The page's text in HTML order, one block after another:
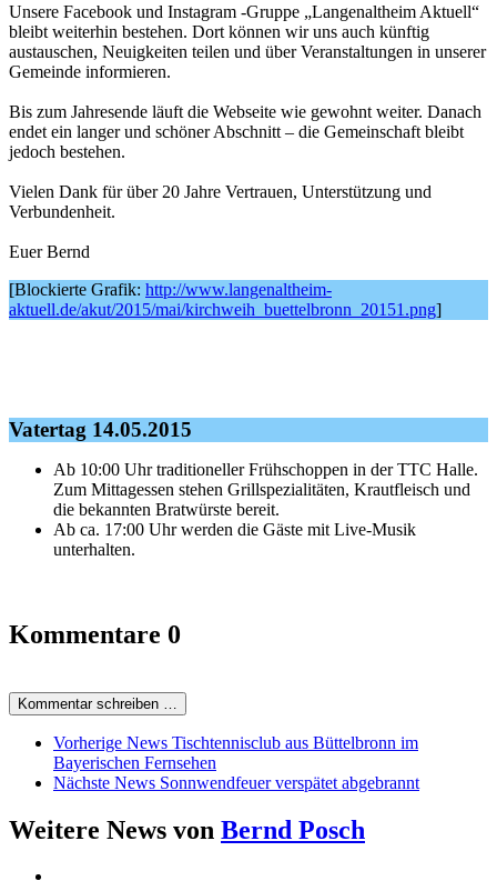
Unsere Facebook und Instagram -Gruppe „Langenaltheim Aktuell“
bleibt weiterhin bestehen. Dort können wir uns auch künftig
austauschen, Neuigkeiten teilen und über Veranstaltungen in unserer
Gemeinde informieren.
Bis zum Jahresende läuft die Webseite wie gewohnt weiter. Danach
endet ein langer und schöner Abschnitt – die Gemeinschaft bleibt
jedoch bestehen.
Vielen Dank für über 20 Jahre Vertrauen, Unterstützung und
Verbundenheit.
Euer Bernd
[Blockierte Grafik: http://www.langenaltheim-
aktuell.de/akut/2015/mai/kirchweih_buettelbronn_20151.png]
Vatertag 14.05.2015
Ab 10:00 Uhr traditioneller Frühschoppen in der TTC Halle.
Zum Mittagessen stehen Grillspezialitäten, Krautfleisch und
die bekannten Bratwürste bereit.
Ab ca. 17:00 Uhr werden die Gäste mit Live-Musik
unterhalten.
Kommentare 0
Kommentar schreiben …
Vorherige News Tischtennisclub aus Büttelbronn im
Bayerischen Fernsehen
Nächste News Sonnwendfeuer verspätet abgebrannt
Weitere News von Bernd Posch